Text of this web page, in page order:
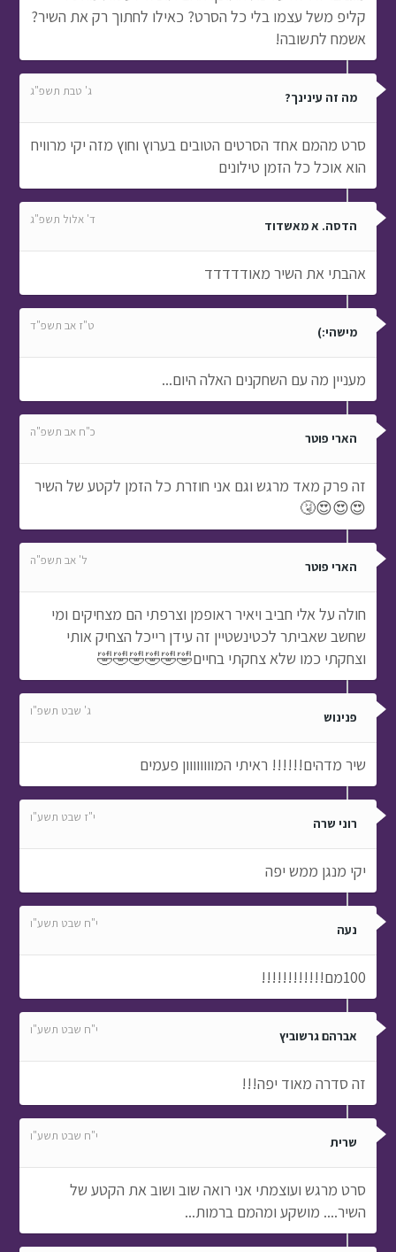
קליפ משל עצמו בלי כל הסרט? כאילו לחתוך רק את השיר?
אשמח לתשובה!
מה זה עינינך? ג' טבת תשפ"ג
סרט מהמם אחד הסרטים הטובים בערוץ וחוץ מזה יקי מרוויח
הוא אוכל כל הזמן טילונים
הדסה. א מאשדוד ד' אלול תשפ"ג
אהבתי את השיר מאודדדדד
מישהי:) ט"ז אב תשפ"ד
מעניין מה עם השחקנים האלה היום...
הארי פוטר כ"ח אב תשפ"ה
זה פרק מאד מרגש וגם אני חוזרת כל הזמן לקטע של השיר
😍😍😍🤧
הארי פוטר ל' אב תשפ"ה
חולה על אלי חביב ויאיר ראופמן וצרפתי הם מצחיקים ומי
שחשב שאביתר לכטינשטיין זה עידן רייכל הצחיק אותי
וצחקתי כמו שלא צחקתי בחיים🤣🤣🤣🤣🤣🤣
פנינוש ג' שבט תשפ"ו
שיר מדהים!!!!!! ראיתי המוווווווון פעמים
רוני שרה י"ז שבט תשע"ו
יקי מנגן ממש יפה
נעה י"ח שבט תשע"ו
100מם!!!!!!!!!!!!
אברהם גרשוביץ י"ח שבט תשע"ו
זה סדרה מאוד יפה!!!
שרית י"ח שבט תשע"ו
סרט מרגש ועוצמתי אני רואה שוב ושוב את הקטע של
השיר.... מושקע ומהמם ברמות...